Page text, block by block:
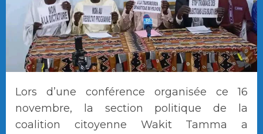
Lors d’une conférence organisée ce 16
novembre, la section politique de la
coalition citoyenne Wakit Tamma a